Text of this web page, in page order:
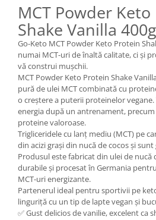
MCT Powder
Shake Vanilla
Go-Keto MCT Powder Keto Protein
numai MCT-uri de înaltă calitate, ci și
vă construi mușchii.
MCT Powder Keto Protein Shake
pură de ulei MCT combinată cu
o creștere a puterii proteinelor vegane.
energia după un antrenament,
proteine valoroase.
Trigliceridele cu lanț mediu (MCT) pe
din acizi grași din nucă de cocos și
Produsul este fabricat din ulei de nucă
durabile și procesat în Germania
MCT-uri energizante.
Partenerul ideal pentru sportivii pe
linguriță cu un tip de lapte vegan și
✅ Gust delicios de vanilie, excelent ca